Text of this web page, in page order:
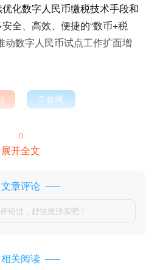
化数字人民币缴税技术手段和
全、高效、便捷的“数币+税
动数字人民币试点工作扩面增
)  收藏

展开全文
文章评论
论过，赶快抢沙发吧！
相关阅读